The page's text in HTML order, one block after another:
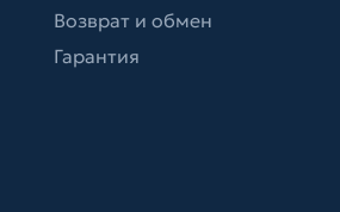
Возврат и обмен
Гарантия